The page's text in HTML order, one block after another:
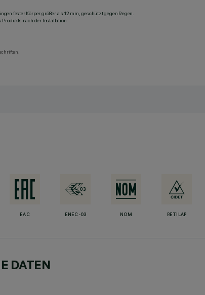
fester Körper größer als 12 mm, geschützt gegen Regen.
nach der Installation
EAC ENEC-03 NOM RETILAP
DATEN